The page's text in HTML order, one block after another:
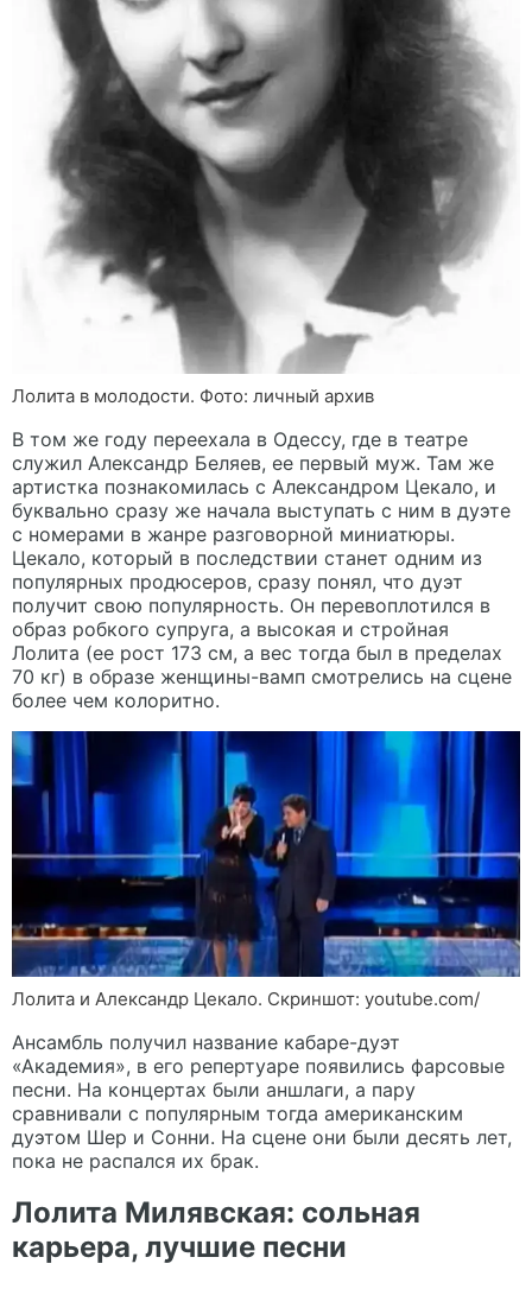
Лолита в молодости. Фото: личный архив
В том же году переехала в Одессу, где в театре
служил Александр Беляев, ее первый муж. Там же
артистка познакомилась с Александром Цекало, и
буквально сразу же начала выступать с ним в дуэте
с номерами в жанре разговорной миниатюры.
Цекало, который в последствии станет одним из
популярных продюсеров, сразу понял, что дуэт
получит свою популярность. Он перевоплотился в
образ робкого супруга, а высокая и стройная
Лолита (ее рост 173 см, а вес тогда был в пределах
70 кг) в образе женщины-вамп смотрелись на сцене
более чем колоритно.
Лолита и Александр Цекало. Скриншот: youtube.com/
Ансамбль получил название кабаре-дуэт
«Академия», в его репертуаре появились фарсовые
песни. На концертах были аншлаги, а пару
сравнивали с популярным тогда американским
дуэтом Шер и Сонни. На сцене они были десять лет,
пока не распался их брак.
Лолита Милявская: сольная
карьера, лучшие песни